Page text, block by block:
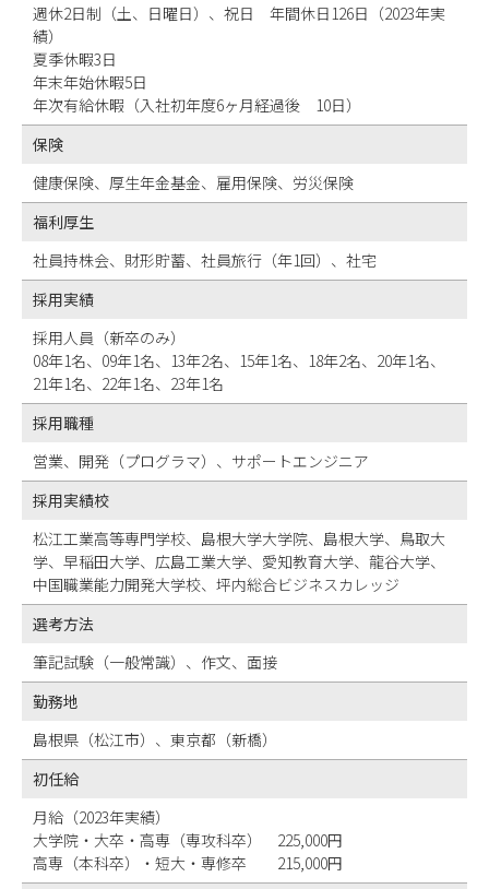
週休2日制（土、日曜日）、祝日 年間休日126日（2023年実
績）
夏季休暇3日
年末年始休暇5日
年次有給休暇（入社初年度6ヶ月経過後 10日）
保険
健康保険、厚生年金基金、雇用保険、労災保険
福利厚生
社員持株会、財形貯蓄、社員旅行（年1回）、社宅
採用実績
採用人員（新卒のみ）
08年1名、09年1名、13年2名、15年1名、18年2名、20年1名、
21年1名、22年1名、23年1名
採用職種
営業、開発（プログラマ）、サポートエンジニア
採用実績校
松江工業高等専門学校、島根大学大学院、島根大学、鳥取大
学、早稲田大学、広島工業大学、愛知教育大学、龍谷大学、
中国職業能力開発大学校、坪内総合ビジネスカレッジ
選考方法
筆記試験（一般常識）、作文、面接
勤務地
島根県（松江市）、東京都（新橋）
初任給
月給（2023年実績）
大学院・大卒・高専（専攻科卒） 225,000円
高専（本科卒）・短大・専修卒 215,000円